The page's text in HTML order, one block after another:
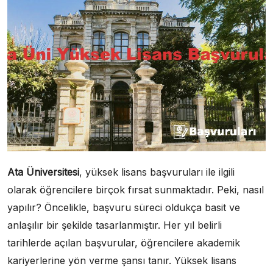
Ata Üniversitesi, yüksek lisans başvuruları ile ilgili
olarak öğrencilere birçok fırsat sunmaktadır. Peki, nasıl
yapılır? Öncelikle, başvuru süreci oldukça basit ve
anlaşılır bir şekilde tasarlanmıştır. Her yıl belirli
tarihlerde açılan başvurular, öğrencilere akademik
kariyerlerine yön verme şansı tanır. Yüksek lisans